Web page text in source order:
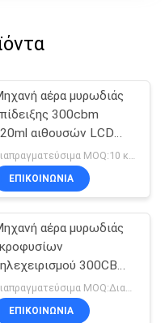
αέρα μυρωδιάς
300cbm
αιθουσών LCD
Διαπραγματεύσιμα MOQ:10 κομμάτια
ΕΠΙΚΟΙΝΩΝΊΑ
αέρα μυρωδιάς
300CBM
POM
ΕΠΙΚΟΙΝΩΝΊΑ